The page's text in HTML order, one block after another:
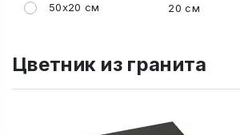
50x20 см 20 см
Цветник из гранита